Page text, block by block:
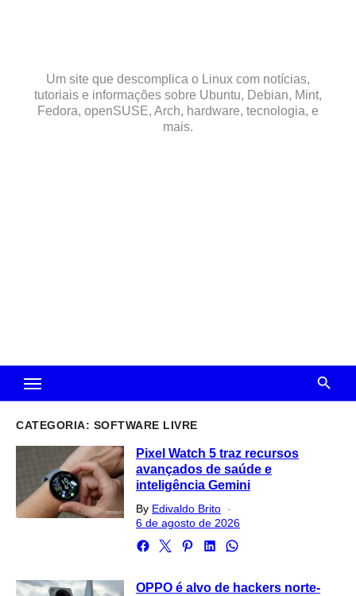
Um site que descomplica o Linux com notícias,
tutoriais e informações sobre Ubuntu, Debian, Mint,
Fedora, openSUSE, Arch, hardware, tecnologia, e
mais.
CATEGORIA: SOFTWARE LIVRE
Pixel Watch 5 traz recursos
avançados de saúde e
inteligência Gemini
By Edivaldo Brito
on
6 de agosto de 2026
OPPO é alvo de hackers norte-